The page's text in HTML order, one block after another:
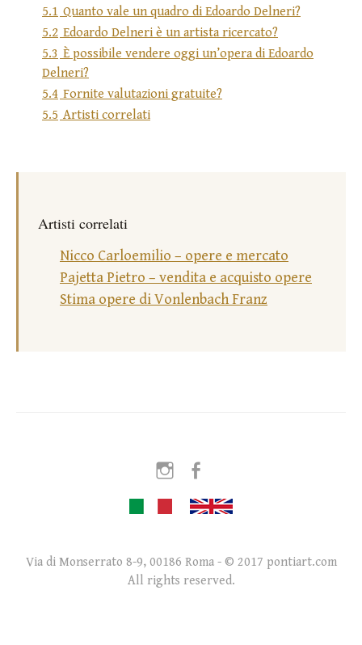
5.1 Quanto vale un quadro di Edoardo Delneri?
5.2 Edoardo Delneri è un artista ricercato?
5.3 È possibile vendere oggi un’opera di Edoardo
Delneri?
5.4 Fornite valutazioni gratuite?
5.5 Artisti correlati
Artisti correlati
Nicco Carloemilio – opere e mercato
Pajetta Pietro – vendita e acquisto opere
Stima opere di Vonlenbach Franz
Instagram
Via di Monserrato 8-9, 00186 Roma - © 2017 pontiart.com
All rights reserved.